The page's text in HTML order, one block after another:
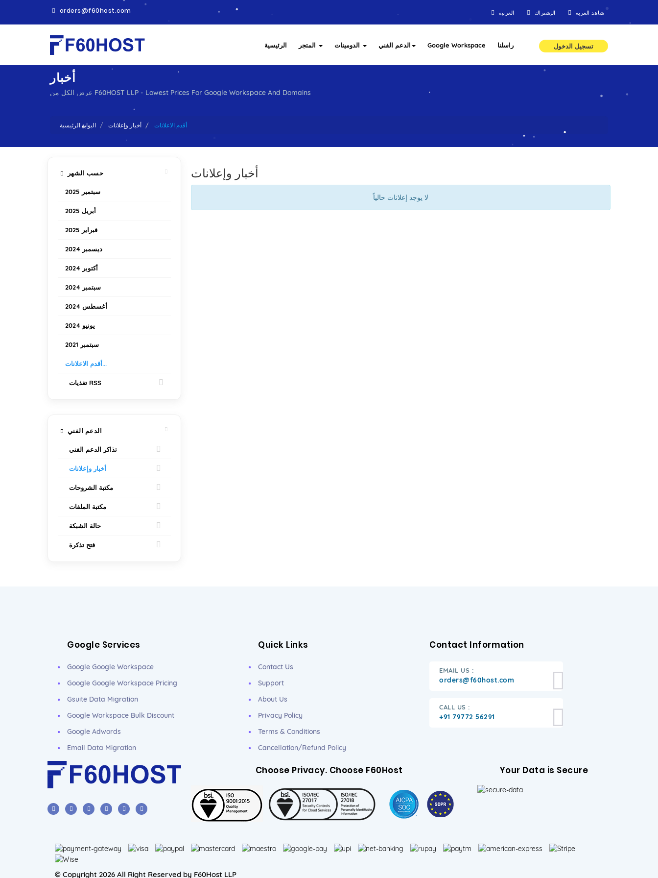
orders@f60host.com العربية الإشتراك شاهد العربة
الرئيسية الدعم الفني Google Workspace راسلنا تسجيل الدخول
أخبار
عرض الكل من F60HOST LLP - Lowest Prices For Google Workspace And Domains
البوابة الرئيسية أخبار وإعلانات أقدم الاعلانات
حسب الشهر
سبتمبر 2025
أبريل 2025
فبراير 2025
ديسمبر 2024
أكتوبر 2024
سبتمبر 2024
أغسطس 2024
يونيو 2024
سبتمبر 2021
أقدم الاعلانات...
تغذيات RSS
أخبار وإعلانات
لا يوجد إعلانات حالياً
الدعم الفني
تذاكر الدعم الفني
أخبار وإعلانات
مكتبة الشروحات
مكتبة الملفات
حالة الشبكة
فتح تذكرة
Google Services
Google Google Workspace
Google Google Workspace Pricing
Gsuite Data Migration
Google Workspace Bulk Discount
Google Adwords
Email Data Migration
Quick Links
Contact Us
Support
About Us
Privacy Policy
Terms & Conditions
Cancellation/Refund Policy
Contact Information
EMAIL US :
orders@f60host.com
CALL US :
+91 79772 56291
Choose Privacy. Choose F60Host Your Data is Secure
© Copyright 2026 All Right Reserved by F60Host LLP